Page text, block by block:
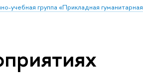
учебная группа «Прикладная гуманитарная